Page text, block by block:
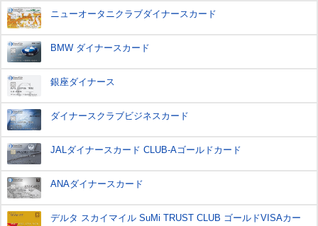
ニューオータニクラブダイナースカード
BMW ダイナースカード
銀座ダイナース
ダイナースクラブビジネスカード
JALダイナースカード CLUB-Aゴールドカード
ANAダイナースカード
デルタ スカイマイル SuMi TRUST CLUB ゴールドVISAカー